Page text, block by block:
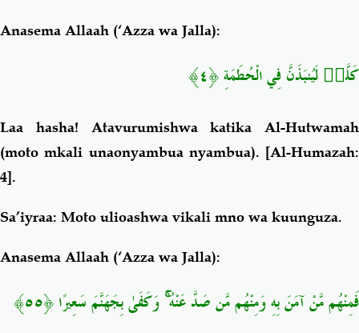
Anasema Allaah (‘Azza wa Jalla):
كَلَّاۖ لَيُنبَذَنَّ فِي الْحُطَمَةِ ﴿٤﴾
Laa hasha! Atavurumishwa katika Al-Hutwamah
(moto mkali unaonyambua nyambua). [Al-Humazah:
4].
Sa’iyraa: Moto ulioashwa vikali mno wa kuunguza.
Anasema Allaah (‘Azza wa Jalla):
فَمِنْهُم مَّنْ آمَنَ بِهِ وَمِنْهُم مَّن صَدَّ عَنْهُ ۚ وَكَفَىٰ بِجَهَنَّمَ سَعِيرًا ﴿٥٥﴾